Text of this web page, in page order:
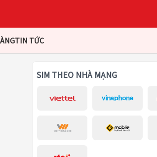
TIN TỨC
SIM THEO NHÀ MẠNG